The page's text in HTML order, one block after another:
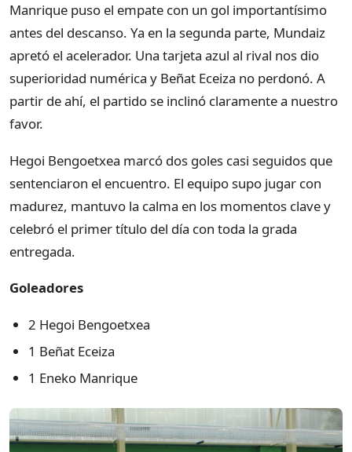
Manrique puso el empate con un gol importantísimo
antes del descanso. Ya en la segunda parte, Mundaiz
apretó el acelerador. Una tarjeta azul al rival nos dio
superioridad numérica y Beñat Eceiza no perdonó. A
partir de ahí, el partido se inclinó claramente a nuestro
favor.
Hegoi Bengoetxea marcó dos goles casi seguidos que
sentenciaron el encuentro. El equipo supo jugar con
madurez, mantuvo la calma en los momentos clave y
celebró el primer título del día con toda la grada
entregada.
Goleadores
2 Hegoi Bengoetxea
1 Beñat Eceiza
1 Eneko Manrique